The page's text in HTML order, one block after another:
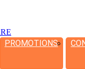
PROMOTIONS